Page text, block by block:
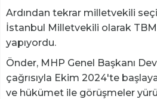
Ardından tekrar milletvekili
İstanbul Milletvekili olarak
yapıyordu.
Önder, MHP Genel Başkanı
çağrısıyla Ekim 2024'te
ve hükümet ile görüşmeler